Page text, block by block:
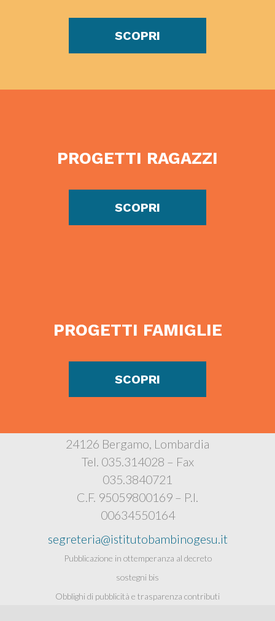
SCOPRI
PROGETTI RAGAZZI
SCOPRI
PROGETTI FAMIGLIE
SCOPRI
24126 Bergamo, Lombardia
Tel. 035.314028 – Fax
035.3840721
C.F. 95059800169 – P.I.
00634550164
segreteria@istitutobambinogesu.it
Pubblicazione in ottemperanza al decreto
sostegni bis
Obblighi di pubblicità e trasparenza contributi